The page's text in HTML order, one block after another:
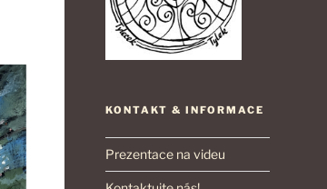
KONTAKT & INFORMACE
Prezentace na videu